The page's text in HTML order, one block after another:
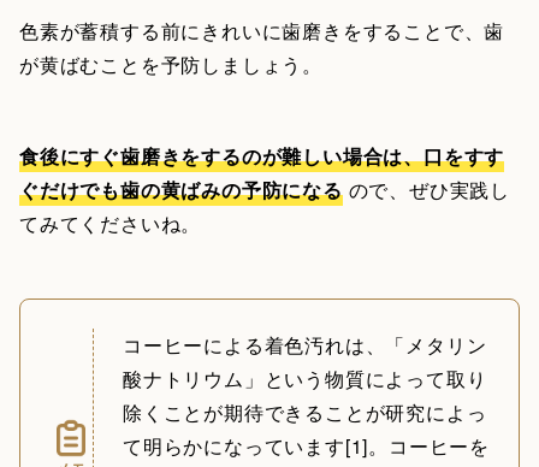
色素が蓄積する前にきれいに歯磨きをすることで、歯
が黄ばむことを予防しましょう。
食後にすぐ歯磨きをするのが難しい場合は、口をすす
ぐだけでも歯の黄ばみの予防になるので、ぜひ実践し
てみてくださいね。
コーヒーによる着色汚れは、「メタリン
酸ナトリウム」という物質によって取り
除くことが期待できることが研究によっ
て明らかになっています[1]。コーヒーを